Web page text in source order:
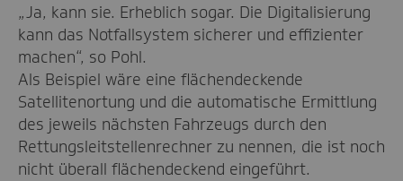
„Ja, kann sie. Erheblich sogar. Die Digitalisierung
kann das Notfallsystem sicherer und effizienter
machen“, so Pohl.
Als Beispiel wäre eine flächendeckende
Satellitenortung und die automatische Ermittlung
des jeweils nächsten Fahrzeugs durch den
Rettungsleitstellenrechner zu nennen, die ist noch
nicht überall flächendeckend eingeführt.